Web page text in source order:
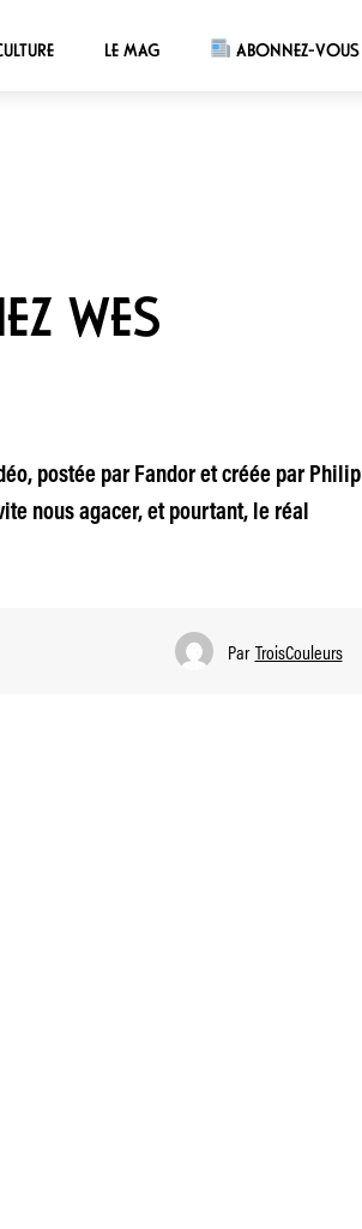
LE MAG ABONNEZ-VOUS
WES
postée par Fandor et créée par Philip
nous agacer, et pourtant, le réal
Par TroisCouleurs